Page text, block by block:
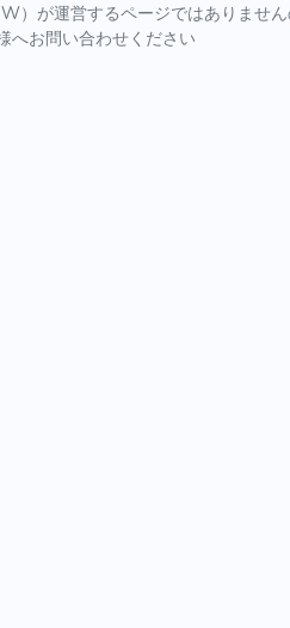
）が運営するページではありませ
へお問い合わせください